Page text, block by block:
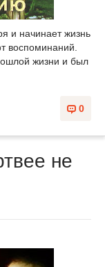
и начинает жизнь
воспоминаний.
жизни и был
0
не